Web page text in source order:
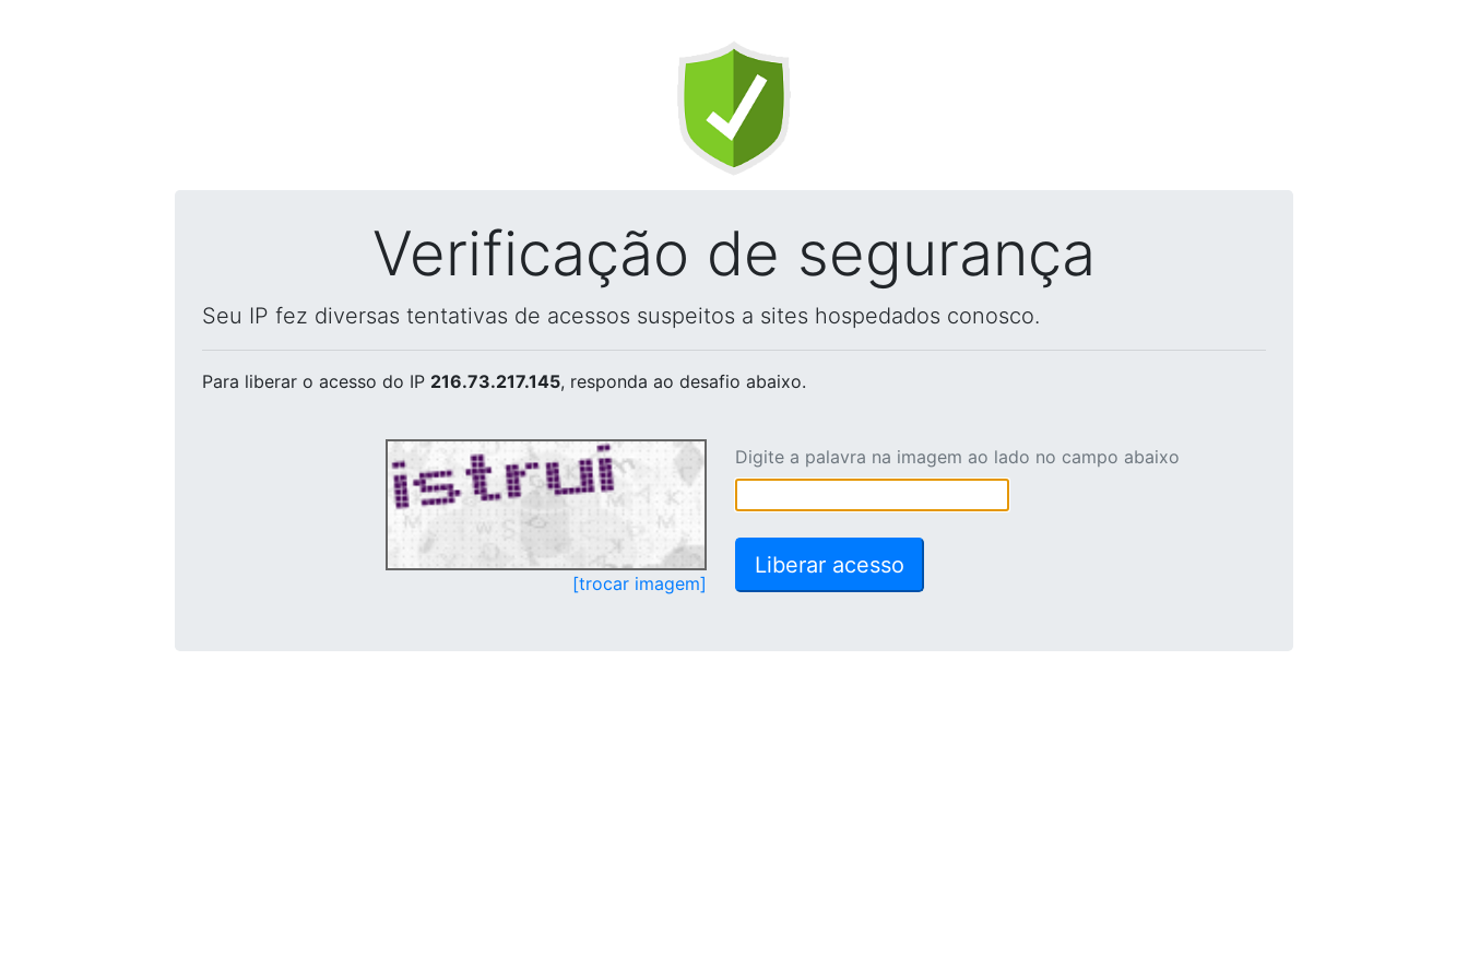
Verificação de segurança
Seu IP fez diversas tentativas de acessos suspeitos a sites hospedados conosco.
Para liberar o acesso do IP 216.73.217.145, responda ao desafio abaixo.
[trocar imagem]
Digite a palavra na imagem ao lado no campo abaixo